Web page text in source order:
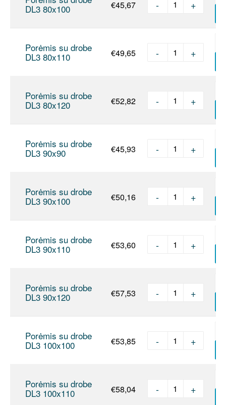
DL3 80x100 €45,67 produkto
- +
Porėmis su drobe
DL3 80x110 €49,65 produkto
- +
Porėmis su drobe
DL3 80x120 €52,82 produkto
- +
Porėmis su drobe
DL3 90x90 €45,93 produkto
- +
Porėmis su drobe
DL3 90x100 €50,16 produkto
- +
Porėmis su drobe
DL3 90x110 €53,60 produkto
- +
Porėmis su drobe
DL3 90x120 €57,53 produkto
- +
Porėmis su drobe
DL3 100x100 €53,85 produkto
- +
Porėmis su drobe
DL3 100x110 €58,04 produkto
- +